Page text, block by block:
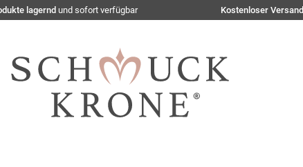
lagernd und sofort verfügbar Kostenloser Versand